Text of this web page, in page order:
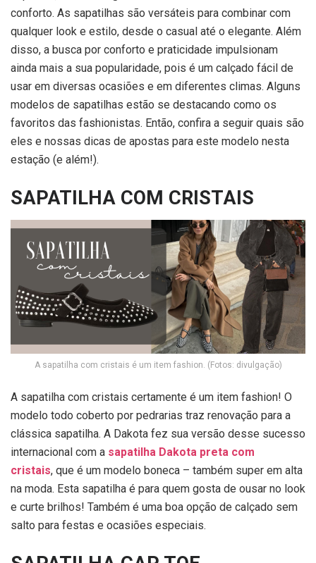
conforto. As sapatilhas são versáteis para combinar com
qualquer look e estilo, desde o casual até o elegante. Além
disso, a busca por conforto e praticidade impulsionam
ainda mais a sua popularidade, pois é um calçado fácil de
usar em diversas ocasiões e em diferentes climas. Alguns
modelos de sapatilhas estão se destacando como os
favoritos das fashionistas. Então, confira a seguir quais são
eles e nossas dicas de apostas para este modelo nesta
estação (e além!).
SAPATILHA COM CRISTAIS
A sapatilha com cristais é um item fashion. (Fotos: divulgação)
A sapatilha com cristais certamente é um item fashion! O
modelo todo coberto por pedrarias traz renovação para a
clássica sapatilha. A Dakota fez sua versão desse sucesso
internacional com a sapatilha Dakota preta com
cristais, que é um modelo boneca – também super em alta
na moda. Esta sapatilha é para quem gosta de ousar no look
e curte brilhos! Também é uma boa opção de calçado sem
salto para festas e ocasiões especiais.